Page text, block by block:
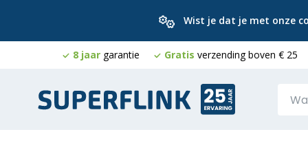
Wist je dat je met onze
8 jaar garantie Gratis verzending boven € 25
naar
de